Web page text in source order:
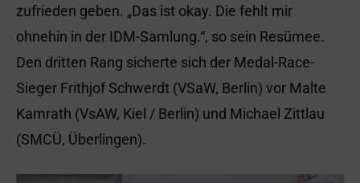
zufrieden geben. „Das ist okay. Die fehlt mir
ohnehin in der IDM-Samlung.“, so sein Resümee.
Den dritten Rang sicherte sich der Medal-Race-
Sieger Frithjof Schwerdt (VSaW, Berlin) vor Malte
Kamrath (VsAW, Kiel / Berlin) und Michael Zittlau
(SMCÜ, Überlingen).